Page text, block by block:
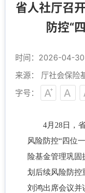
省人社厅召
防控“
时间：2026-04-30
来源： 厅社会保险
字号：
4月28日，
风险防控“四位
险基金管理巩
划后续风险防控
刘鸿出席会议并